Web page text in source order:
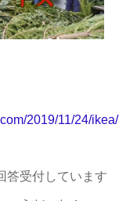
2019/11/24/ikea/
答受付しています